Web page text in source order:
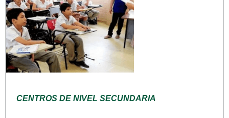
CENTROS DE NIVEL SECUNDARIA